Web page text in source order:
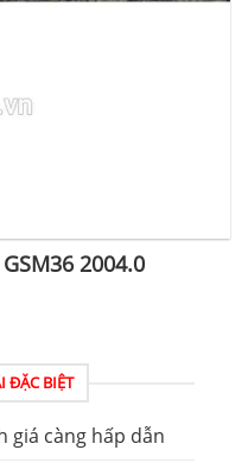
2004.0
ĐẶC BIỆT
giá càng hấp dẫn